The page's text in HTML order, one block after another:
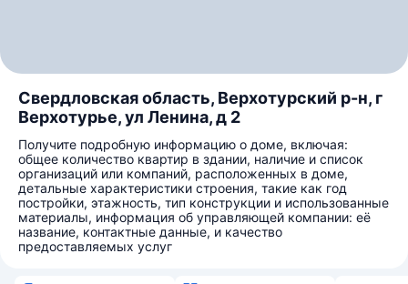
Свердловская область, Верхотурский р-н, г
Верхотурье, ул Ленина, д 2
Получите подробную информацию о доме, включая:
общее количество квартир в здании, наличие и список
организаций или компаний, расположенных в доме,
детальные характеристики строения, такие как год
постройки, этажность, тип конструкции и использованные
материалы, информация об управляющей компании: её
название, контактные данные, и качество
предоставляемых услуг